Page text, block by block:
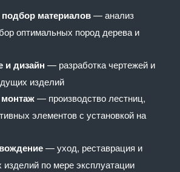
материалов— анализ
оптимальных пород дерева и
и дизайн — разработка чертежей и
изделий
монтаж— производство лестниц,
элементов с установкой на
— уход, реставрация и
по мере эксплуатации